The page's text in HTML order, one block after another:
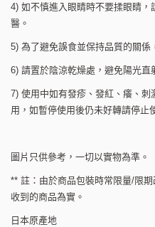
4) 如不慎進入眼睛時不要揉眼睛
醫。
5) 為了避免誤食並保持品質的關係
6) 請置於陰涼乾燥處，避免陽光直
7) 使用中如有發疹、發紅、癢、
用，如暫停使用後仍未好轉請停止
圖片只供參考，一切以實物為準。
** 註：由於商品包裝時常限量/限
收到的商品為實。
日本原產地